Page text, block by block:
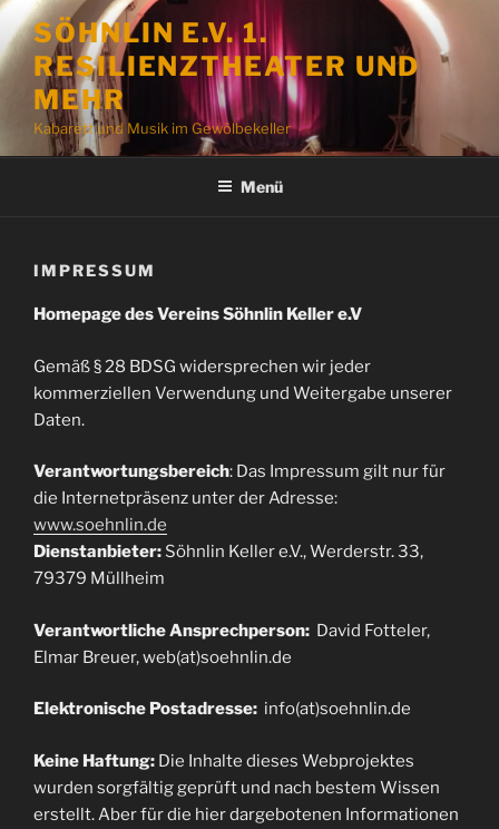
Zum
Inhalt
springen
SÖHNLIN E.V. 1.
RESILIENZTHEATER UND
MEHR
Kabarett und Musik im Gewölbekeller
Menü
IMPRESSUM
Homepage des Vereins Söhnlin Keller e.V
Gemäß § 28 BDSG widersprechen wir jeder
kommerziellen Verwendung und Weitergabe unserer
Daten.
Verantwortungsbereich: Das Impressum gilt nur für
die Internetpräsenz unter der Adresse:
www.soehnlin.de
Dienstanbieter: Söhnlin Keller e.V., Werderstr. 33,
79379 Müllheim
Verantwortliche Ansprechperson: David Fotteler,
Elmar Breuer, web(at)soehnlin.de
Elektronische Postadresse: info(at)soehnlin.de
Keine Haftung: Die Inhalte dieses Webprojektes
wurden sorgfältig geprüft und nach bestem Wissen
erstellt. Aber für die hier dargebotenen Informationen